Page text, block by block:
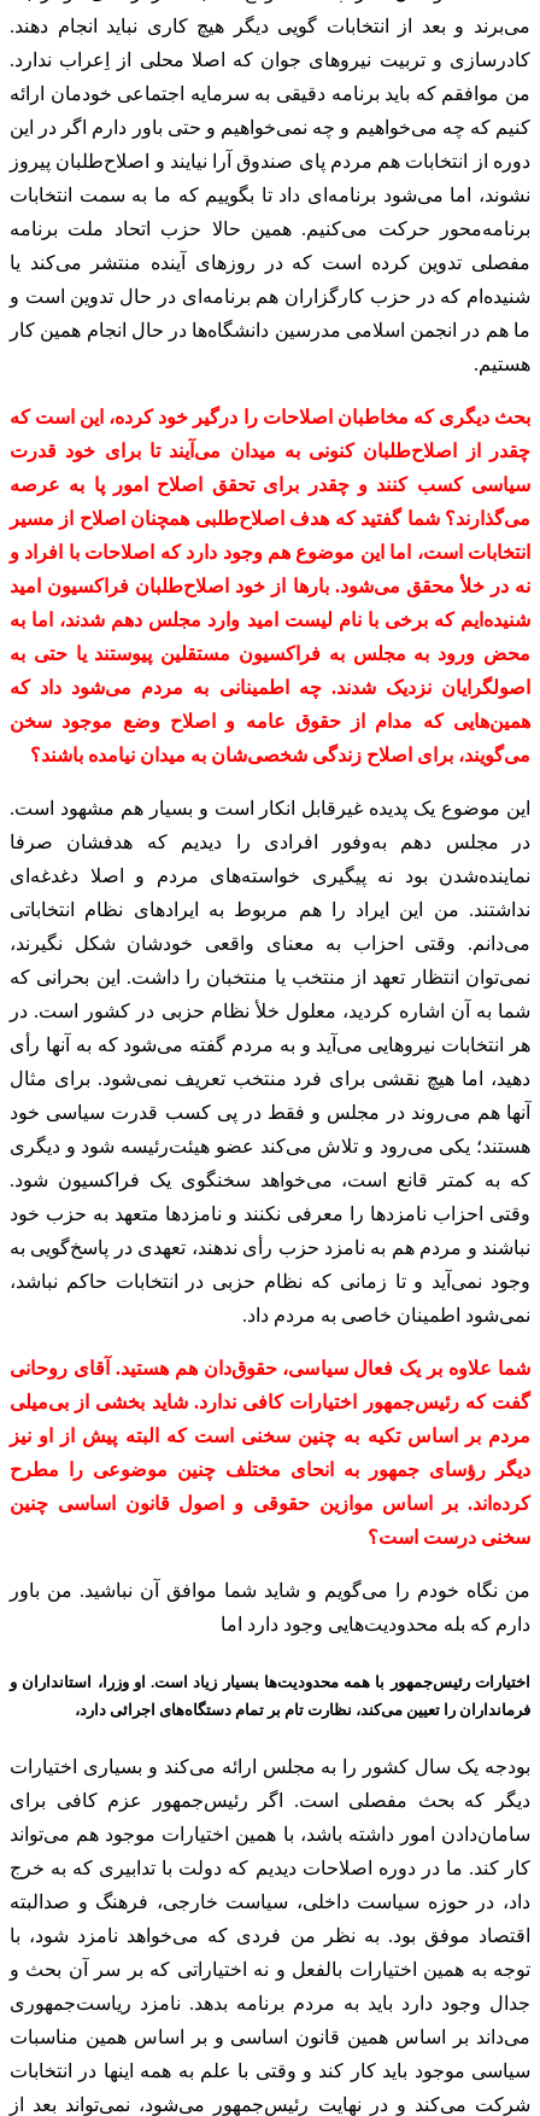
می‌برند و بعد از انتخابات گویی دیگر هیچ کاری نباید انجام دهند.
کادرسازی و تربیت نیروهای جوان که اصلا محلی از اِعراب ندارد.
من موافقم که باید برنامه دقیقی به سرمایه اجتماعی خودمان ارائه
کنیم که چه می‌خواهیم و چه نمی‌خواهیم و حتی باور دارم اگر در این
دوره از انتخابات هم مردم پای صندوق آرا نیایند و اصلاح‌طلبان پیروز
نشوند، اما می‌شود برنامه‌ای داد تا بگوییم که ما به سمت انتخابات
برنامه‌محور حرکت می‌کنیم. همین حالا حزب اتحاد ملت برنامه
مفصلی تدوین کرده است که در روزهای آینده منتشر می‌کند یا
شنیده‌ام که در حزب کارگزاران هم برنامه‌ای در حال تدوین است و
ما هم در انجمن اسلامی مدرسین دانشگاه‌ها در حال انجام همین کار
هستیم.
بحث دیگری که مخاطبان اصلاحات را درگیر خود کرده، این است که
چقدر از اصلاح‌طلبان کنونی به میدان می‌آیند تا برای خود قدرت
سیاسی کسب کنند و چقدر برای تحقق اصلاح امور پا به عرصه
می‌گذارند؟ شما گفتید که هدف اصلاح‌طلبی همچنان اصلاح از مسیر
انتخابات است، اما این موضوع هم وجود دارد که اصلاحات با افراد و
نه در خلأ محقق می‌شود. بارها از خود اصلاح‌طلبان فراکسیون امید
شنیده‌ایم که برخی با نام لیست امید وارد مجلس دهم شدند، اما به
محض ورود به مجلس به فراکسیون مستقلین پیوستند یا حتی به
اصولگرایان نزدیک شدند. چه اطمینانی به مردم می‌شود داد که
همین‌هایی که مدام از حقوق عامه و اصلاح‌ وضع موجود سخن
می‌گویند، برای اصلاح زندگی شخصی‌شان به میدان نیامده باشند؟
این موضوع یک پدیده غیرقابل انکار است و بسیار هم مشهود است.
در مجلس دهم به‌وفور افرادی را دیدیم که هدفشان صرفا
نماینده‌شدن بود نه پیگیری خواسته‌های مردم و اصلا دغدغه‌ای
نداشتند. من این ایراد را هم مربوط به ایرادهای نظام انتخاباتی
می‌دانم. وقتی احزاب به معنای واقعی خودشان شکل نگیرند،
نمی‌توان انتظار تعهد از منتخب یا منتخبان را داشت. این بحرانی که
شما به آن اشاره کردید، معلول خلأ نظام حزبی در کشور است. در
هر انتخابات نیروهایی می‌آید و به مردم گفته می‌شود که به آنها رأی
دهید، اما هیچ نقشی برای فرد منتخب تعریف نمی‌شود. برای مثال
آنها هم می‌روند در مجلس و فقط در پی کسب قدرت سیاسی خود
هستند؛ یکی می‌رود و تلاش می‌کند عضو هیئت‌رئیسه شود و دیگری
که به کمتر قانع است، می‌خواهد سخنگوی یک فراکسیون شود.
وقتی احزاب نامزدها را معرفی نکنند و نامزدها متعهد به حزب خود
نباشند و مردم هم به نامزد حزب رأی ندهند، تعهدی در پاسخ‌گویی به
وجود نمی‌آید و تا زمانی که نظام حزبی در انتخابات حاکم نباشد،
نمی‌شود اطمینان خاصی به مردم داد.
شما علاوه بر یک فعال سیاسی، حقوق‌دان هم هستید. آقای روحانی
گفت که رئیس‌جمهور اختیارات کافی ندارد. شاید بخشی از بی‌میلی
مردم بر اساس تکیه به چنین سخنی است که البته پیش از او نیز
دیگر رؤسای جمهور به انحای مختلف چنین موضوعی را مطرح
کرده‌اند. بر اساس موازین حقوقی و اصول قانون اساسی چنین
سخنی درست است؟
من نگاه خودم را می‌گویم و شاید شما موافق آن نباشید. من باور
دارم که بله محدودیت‌هایی وجود دارد اما
اختیارات رئیس‌جمهور با همه محدودیت‌ها بسیار زیاد است. او وزرا، استانداران و
فرمانداران را تعیین می‌کند، نظارت تام بر تمام دستگاه‌های اجرائی دارد،
بودجه یک سال کشور را به مجلس ارائه می‌کند و بسیاری اختیارات
دیگر که بحث مفصلی است. اگر رئیس‌جمهور عزم کافی برای
سامان‌دادن امور داشته باشد، با همین اختیارات موجود هم می‌تواند
کار کند. ما در دوره اصلاحات دیدیم که دولت با تدابیری که به خرج
داد، در حوزه سیاست داخلی، سیاست خارجی، فرهنگ و صدالبته
اقتصاد موفق بود. به نظر من فردی که می‌خواهد نامزد شود، با
توجه به همین اختیارات بالفعل و نه اختیاراتی که بر سر آن بحث و
جدال وجود دارد باید به مردم برنامه بدهد. نامزد ریاست‌جمهوری
می‌داند بر اساس همین قانون اساسی و بر اساس همین مناسبات
سیاسی موجود باید کار کند و وقتی با علم به همه اینها در انتخابات
شرکت می‌کند و در نهایت رئیس‌جمهور می‌شود، نمی‌تواند بعد از